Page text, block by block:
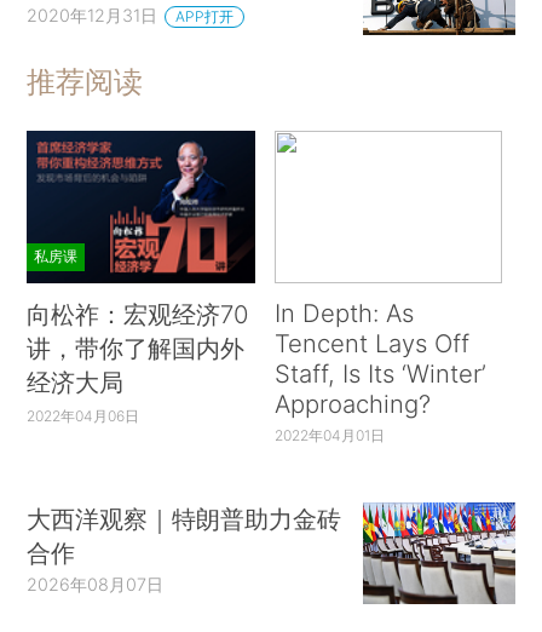
2020年12月31日 APP打开
推荐阅读
私房课
向松祚：宏观经济70
讲，带你了解国内外
经济大局
2022年04月06日
In Depth: As
Tencent Lays Off
Staff, Is Its ‘Winter’
Approaching?
2022年04月01日
大西洋观察｜特朗普助力金砖
合作
2026年08月07日